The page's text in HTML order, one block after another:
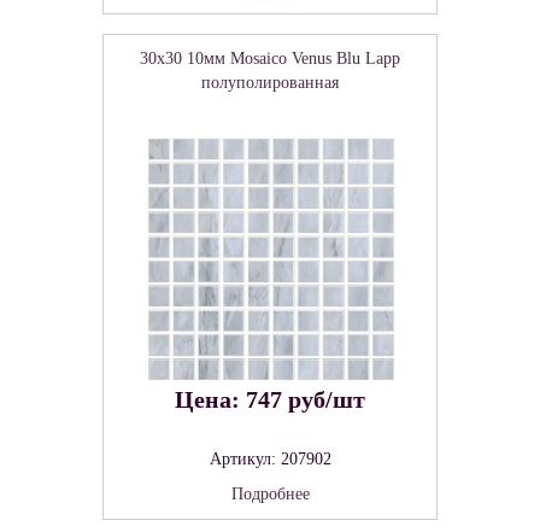
30x30 10мм Mosaico Venus Blu Lapp
полуполированная
Цена: 747 руб/шт
Артикул: 207902
Подробнее